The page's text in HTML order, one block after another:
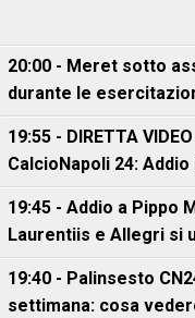
20:00 - Meret sotto
durante le
19:55 - DIRETTA
CalcioNapoli 24:
19:45 - Addio a Pippo
Laurentiis e Allegri si
19:40 - Palinsesto
settimana: cosa